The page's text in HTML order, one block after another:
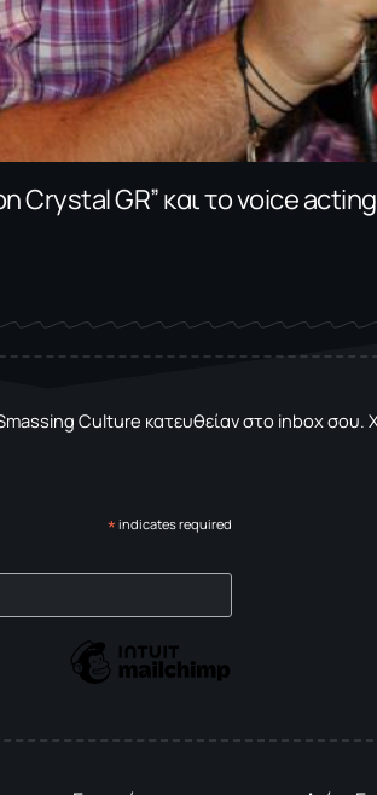
Crystal GR” και το voice
Culture κατευθείαν στο inbox
* indicates required